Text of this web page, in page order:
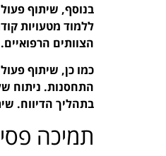
בנוסף, שיתוף
ללמוד מטעויות
הצוותים הרפואיים.
כמו כן, שיתוף
התחסנות. ניתוח
בתהליך הדיווח.
תמיכה